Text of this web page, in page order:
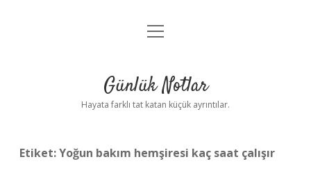
Anasayfa
Yasal Uyarı
menüyü
Günlük Notlar
Hayata farklı tat katan küçük ayrıntılar.
Etiket:Yoğun bakım hemşiresi kaç saat çalışır